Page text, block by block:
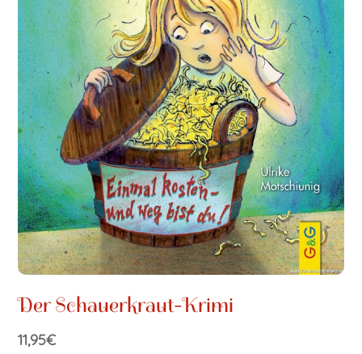
Der Schauerkraut-Krimi
11,95€